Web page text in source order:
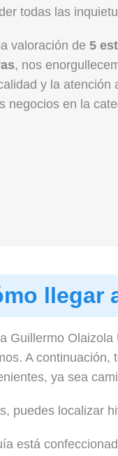
todas las
valoración de 5
, nos
y la atención
negocios en la
llegar
Guillermo
A continuación,
ya sea
puedes localizar
está